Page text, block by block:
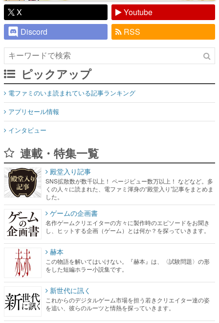
X
Youtube
Discord
RSS
ピックアップ
電ファミのいま読まれている記事ランキング
アプリセール情報
インタビュー
連載・特集一覧
殿堂入り記事
SNS拡散数が数千以上！ ページビュー数万以上！ などなど。多
くの人々に読まれた、電ファミ渾身の“殿堂入り”記事をまとめま
した。
ゲームの企画書
名作ゲームクリエイターの方々に製作時のエピソードをお聞き
し、ヒットする企画（ゲーム）とは何か？を探っていきます。
赫本
この物語を解いてはいけない。『赫本』は、〈試験問題〉の形
をした短編ホラー小説集です。
新世代に訊く
これからのデジタルゲーム市場を担う若きクリエイター達の姿
を追い、彼らのルーツと情熱を探っていきます。